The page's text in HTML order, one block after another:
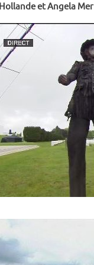
et Angela